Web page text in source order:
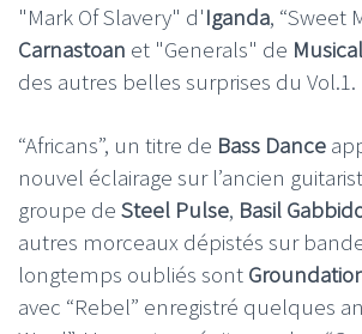
"Mark Of Slavery" d'Iganda, “Sweet
Carnastoan et "Generals" de
des autres belles surprises du Vol.1.
“Africans”, un titre de Bass Dance
nouvel éclairage sur l’ancien
groupe de Steel Pulse, Basil
autres morceaux dépistés sur
longtemps oubliés sont
avec “Rebel” enregistré quelques